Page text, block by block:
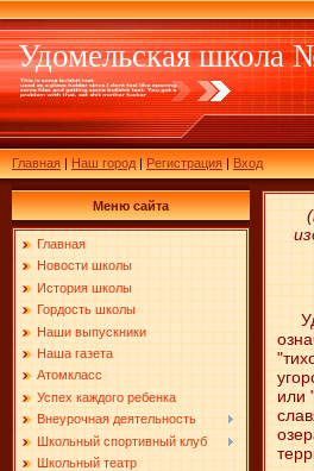
Удомельская школа
Главная|Наш город|Регистрация|Вход
Меню сайта
Главная
Новости школы
История школы
Гордость школы
Наши выпускники
Наша газета
Атомкласс
Успех каждого ребенка
Внеурочная деятельность
Школьный спортивный клуб
Школьный театр
или